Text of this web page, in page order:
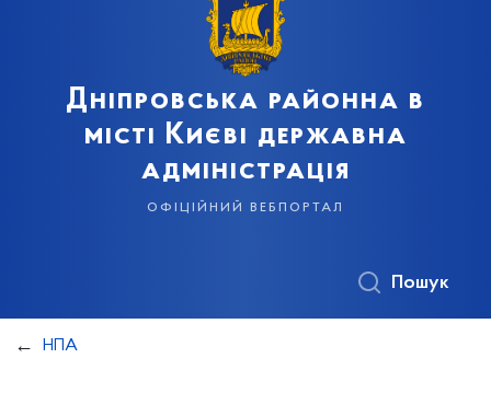
Дніпровська районна в
місті Києві державна
адміністрація
офіційний вебпортал
Пошук
НПА